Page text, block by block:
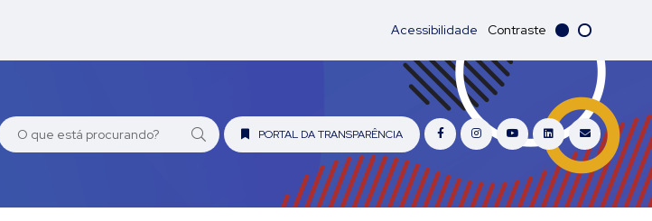
Acessibilidade Contraste
PORTAL DA TRANSPARÊNCIA